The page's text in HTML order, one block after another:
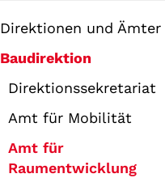
Direktionen und Ämter
Baudirektion
Direktionssekretariat
Amt für Mobilität
Amt für
Raumentwicklung